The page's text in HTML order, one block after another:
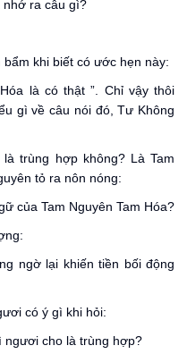
nhớ ra câu gì?
khi biết có ước hẹn này:
là có thật ”. Chỉ vậy thôi
gì về câu nói đó, Tư Không
trùng hợp không? Là Tam
tỏ ra nôn nóng:
của Tam Nguyên Tam Hóa?
ngờ lại khiến tiền bối động
có ý gì khi hỏi:
ngươi cho là trùng hợp?